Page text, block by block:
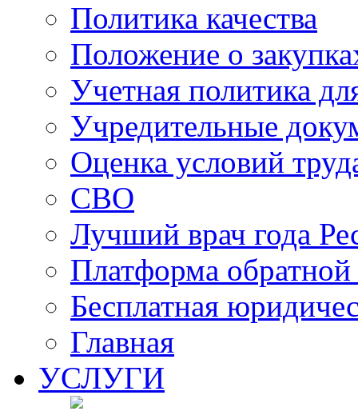
Политика качества
Положение о
Учетная политика
Учредительные
Оценка условий
СВО
Лучший врач года
Платформа
Бесплатная
Главная
УСЛУГИ